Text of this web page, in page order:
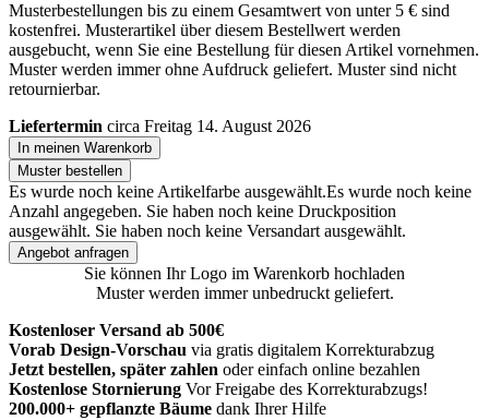
Musterbestellungen bis zu einem Gesamtwert von unter 5 € sind
kostenfrei. Musterartikel über diesem Bestellwert werden
ausgebucht, wenn Sie eine Bestellung für diesen Artikel vornehmen.
Muster werden immer ohne Aufdruck geliefert. Muster sind nicht
retournierbar.
Liefertermin circa Freitag 14. August 2026
In meinen Warenkorb
Muster bestellen
Es wurde noch keine Artikelfarbe ausgewählt.Es wurde noch keine
Anzahl angegeben. Sie haben noch keine Druckposition
ausgewählt. Sie haben noch keine Versandart ausgewählt.
Angebot anfragen
Sie können Ihr Logo im Warenkorb hochladen
Muster werden immer unbedruckt geliefert.
Kostenloser Versand ab 500€
Vorab Design-Vorschau via gratis digitalem Korrekturabzug
Jetzt bestellen, später zahlen oder einfach online bezahlen
Kostenlose Stornierung Vor Freigabe des Korrekturabzugs!
200.000+ gepflanzte Bäume dank Ihrer Hilfe